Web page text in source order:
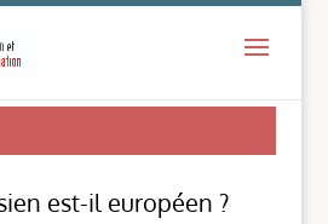
est-il européen ?